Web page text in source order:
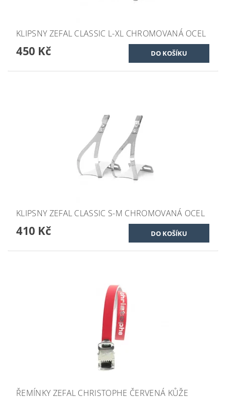
KLIPSNY ZEFAL CLASSIC L-XL CHROMOVANÁ OCEL
450 Kč
KLIPSNY ZEFAL CLASSIC S-M CHROMOVANÁ OCEL
410 Kč
ŘEMÍNKY ZEFAL CHRISTOPHE ČERVENÁ KŮŽE